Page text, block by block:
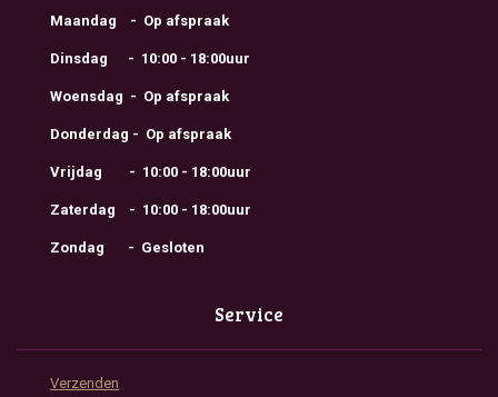
Maandag - Op afspraak
Dinsdag - 10:00 - 18:00uur
Woensdag - Op afspraak
Donderdag - Op afspraak
Vrijdag - 10:00 - 18:00uur
Zaterdag - 10:00 - 18:00uur
Zondag - Gesloten
Service
Verzenden